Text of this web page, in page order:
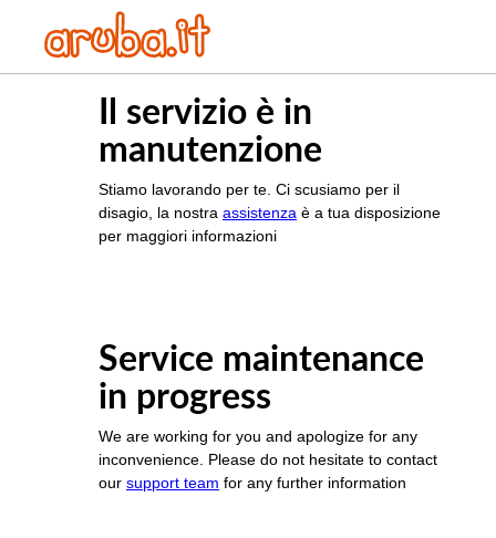
Il servizio è in
manutenzione
Stiamo lavorando per te. Ci scusiamo per il
disagio, la nostra assistenza è a tua disposizione
per maggiori informazioni
Service maintenance
in progress
We are working for you and apologize for any
inconvenience. Please do not hesitate to contact
our support team for any further information